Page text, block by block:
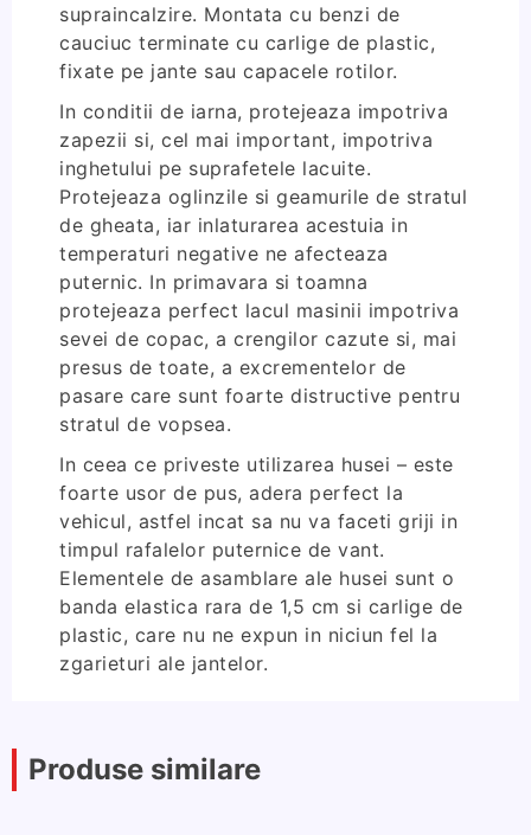
supraincalzire. Montata cu benzi de
cauciuc terminate cu carlige de plastic,
fixate pe jante sau capacele rotilor.
In conditii de iarna, protejeaza impotriva
zapezii si, cel mai important, impotriva
inghetului pe suprafetele lacuite.
Protejeaza oglinzile si geamurile de stratul
de gheata, iar inlaturarea acestuia in
temperaturi negative ne afecteaza
puternic. In primavara si toamna
protejeaza perfect lacul masinii impotriva
sevei de copac, a crengilor cazute si, mai
presus de toate, a excrementelor de
pasare care sunt foarte distructive pentru
stratul de vopsea.
In ceea ce priveste utilizarea husei – este
foarte usor de pus, adera perfect la
vehicul, astfel incat sa nu va faceti griji in
timpul rafalelor puternice de vant.
Elementele de asamblare ale husei sunt o
banda elastica rara de 1,5 cm si carlige de
plastic, care nu ne expun in niciun fel la
zgarieturi ale jantelor.
Produse similare